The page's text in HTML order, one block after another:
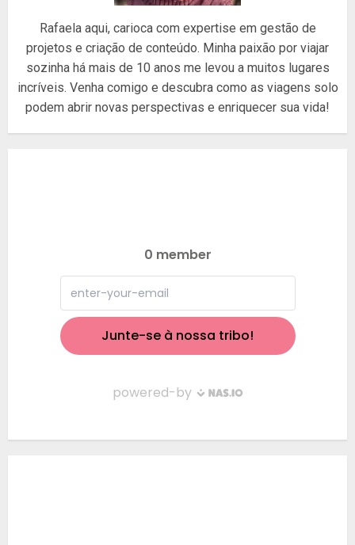
Rafaela aqui, carioca com expertise em gestão de
projetos e criação de conteúdo. Minha paixão por viajar
sozinha há mais de 10 anos me levou a muitos lugares
incríveis. Venha comigo e descubra como as viagens solo
podem abrir novas perspectivas e enriquecer sua vida!